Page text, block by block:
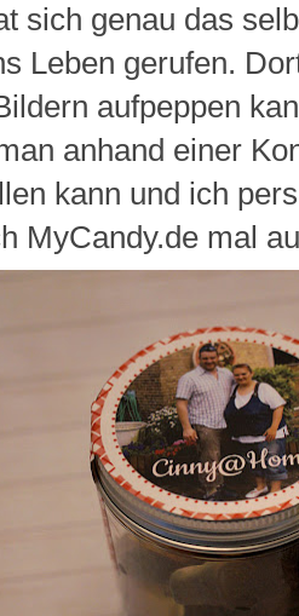
sich genau das
Leben gerufen.
aufpeppen
anhand einer
kann und ich
MyCandy.de mal